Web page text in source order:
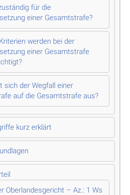
für die
einer Gesamtstrafe?
werden bei der
einer Gesamtstrafe
sich der Wegfall einer
auf die Gesamtstrafe aus?
kurz erklärt
Oberlandesgericht – Az.: 1 Ws